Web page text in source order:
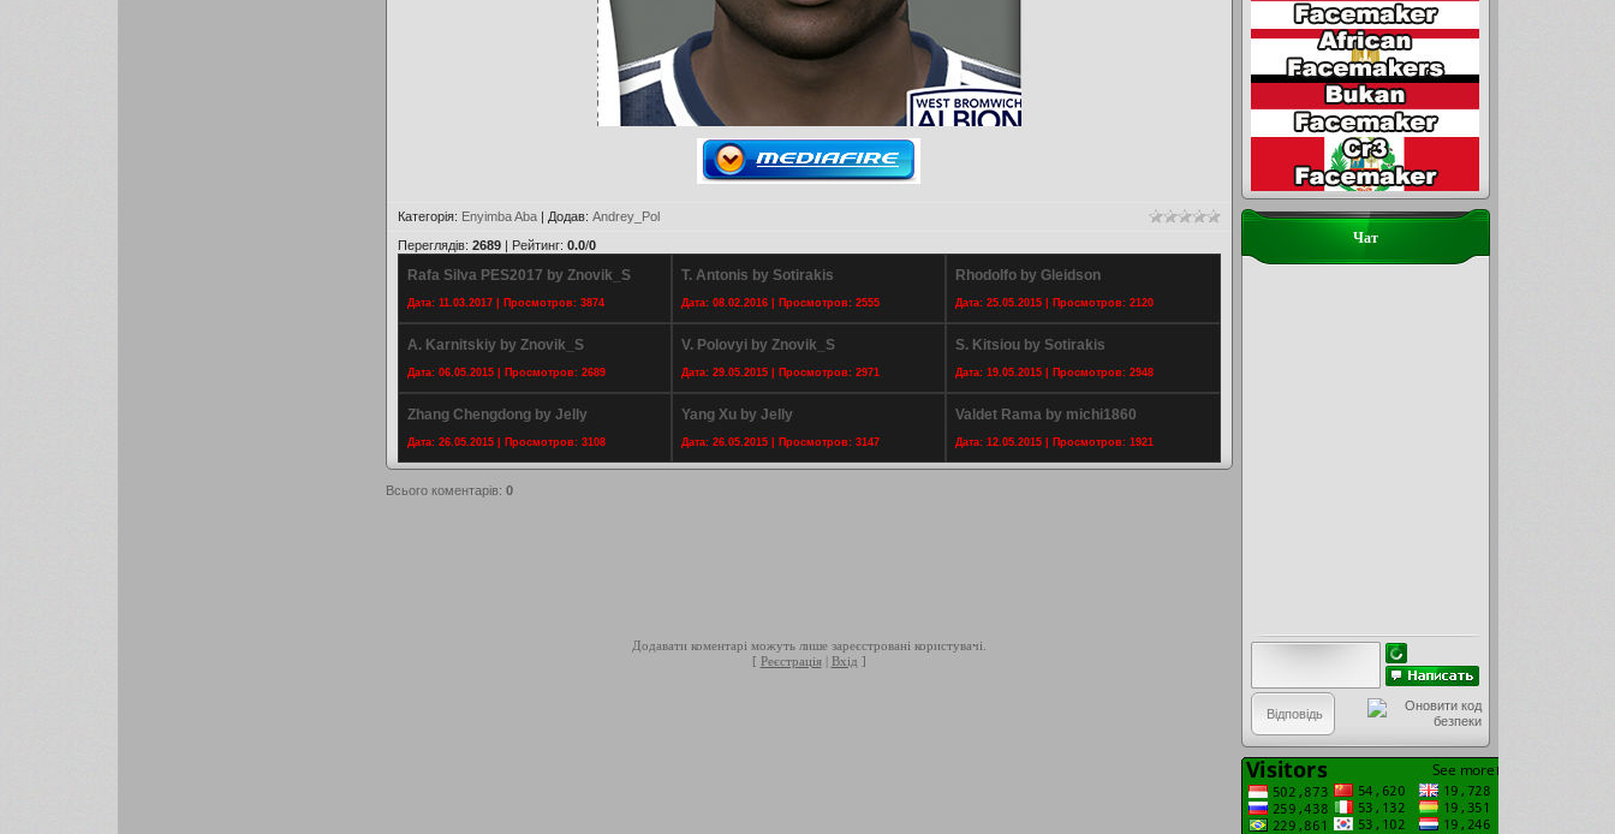
Категорія: Enyimba Aba| Додав: Andrey_Pol
Переглядів: 2689| Рейтинг: 0.0/0
Rafa Silva PES2017 by Znovik_S
Дата: 11.03.2017 | Просмотров: 3874
T. Antonis by Sotirakis
Дата: 08.02.2016 | Просмотров: 2555
Rhodolfo by Gleidson
Дата: 25.05.2015 | Просмотров: 2120
A. Karnitskiy by Znovik_S
Дата: 06.05.2015 | Просмотров: 2689
V. Polovyi by Znovik_S
Дата: 29.05.2015 | Просмотров: 2971
S. Kitsiou by Sotirakis
Дата: 19.05.2015 | Просмотров: 2948
Zhang Chengdong by Jelly
Дата: 26.05.2015 | Просмотров: 3108
Yang Xu by Jelly
Дата: 26.05.2015 | Просмотров: 3147
Valdet Rama by michi1860
Дата: 12.05.2015 | Просмотров: 1921
Всього коментарів: 0
Додавати коментарі можуть лише зареєстровані користувачі.
[ Реєстрація| Вхід ]
Чат